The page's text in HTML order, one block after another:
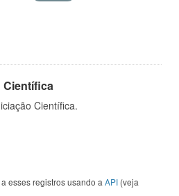
Científica
Científica.
esses registros usando a API (veja